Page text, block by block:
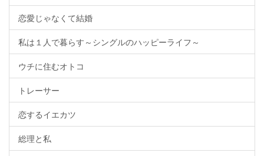
恋愛じゃなくて結婚
私は１人で暮らす～シングルのハッピーライフ～
ウチに住むオトコ
トレーサー
恋するイエカツ
総理と私